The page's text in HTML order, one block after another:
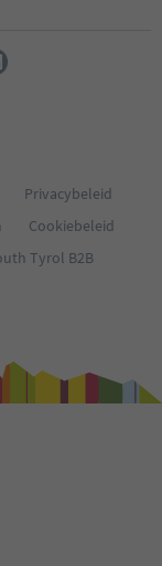
Privacybeleid
Cookiebeleid
Tyrol B2B